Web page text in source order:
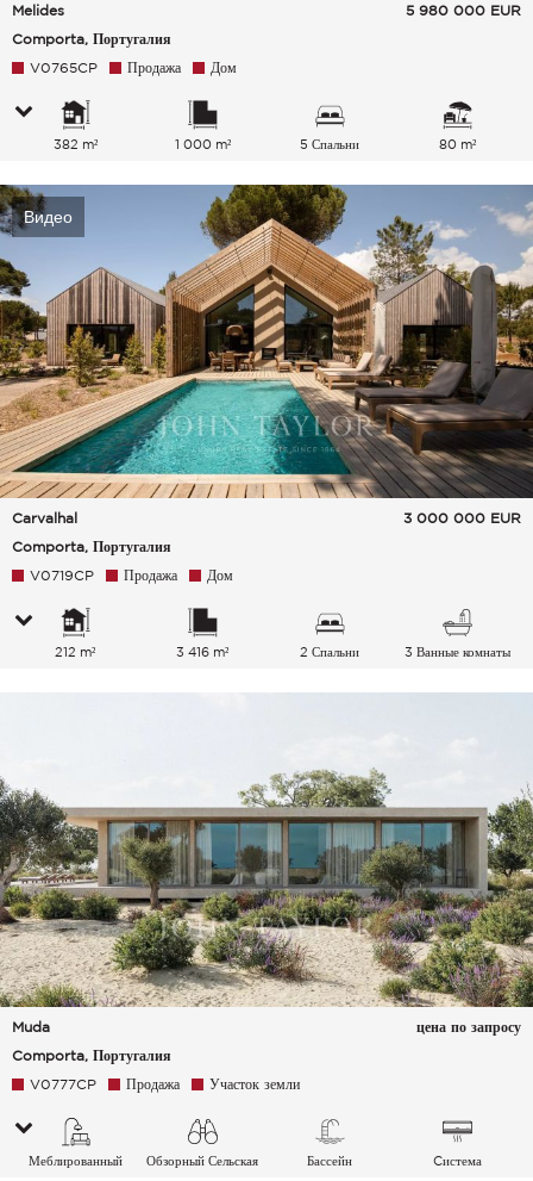
Melides
Comporta, Португалия
5 980 000 EUR
V0765CP Продажа Дом
382 m² 1 000 m² 5 Спальни 80 m²
Видео
Carvalhal
Comporta, Португалия
3 000 000 EUR
V0719CP Продажа Дом
212 m² 3 416 m² 2 Спальни 3 Ванные комнаты
Muda
Comporta, Португалия
цена по запросу
V0777CP Продажа Участок земли
Меблированный
Обзорный Сельская
Бассейн
Cистема